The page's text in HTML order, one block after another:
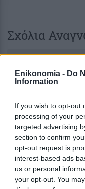
Enikonomia - Do
Information
If you wish to opt-out
processing of your
targeted advertising
section to confirm
opt-out request is
interest-based ads
us or personal
your opt-out. You
Σχόλια
Ακολουθήστε το
και
Δείτε όλες τις
και τον